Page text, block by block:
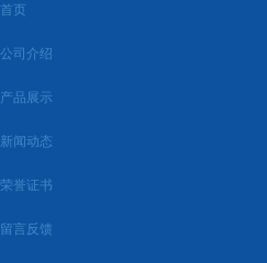
首页
公司介绍
产品展示
新闻动态
荣誉证书
留言反馈